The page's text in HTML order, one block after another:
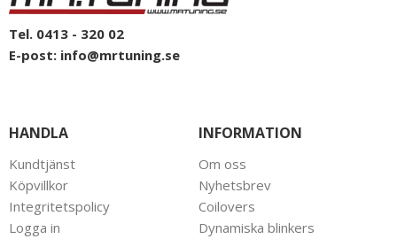
Tel. 0413 - 320 02
E-post: info@mrtuning.se
HANDLA
Kundtjänst
Köpvillkor
Integritetspolicy
Logga in
INFORMATION
Om oss
Nyhetsbrev
Coilovers
Dynamiska blinkers